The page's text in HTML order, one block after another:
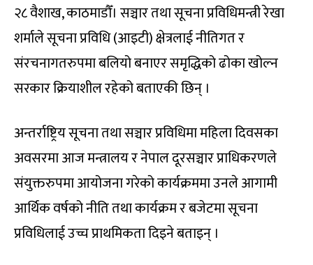
२८ वैशाख, काठमाडौँ। सञ्चार तथा सूचना प्रविधिमन्त्री रेखा
शर्माले सूचना प्रविधि (आइटी) क्षेत्रलाई नीतिगत र
संरचनागतरुपमा बलियो बनाएर समृद्धिको ढोका खोल्न
सरकार क्रियाशील रहेको बताएकी छिन् ।
अन्तर्राष्ट्रिय सूचना तथा सञ्चार प्रविधिमा महिला दिवसका
अवसरमा आज मन्त्रालय र नेपाल दूरसञ्चार प्राधिकरणले
संयुक्तरुपमा आयोजना गरेको कार्यक्रममा उनले आगामी
आर्थिक वर्षको नीति तथा कार्यक्रम र बजेटमा सूचना
प्रविधिलाई उच्च प्राथमिकता दिइने बताइन् ।